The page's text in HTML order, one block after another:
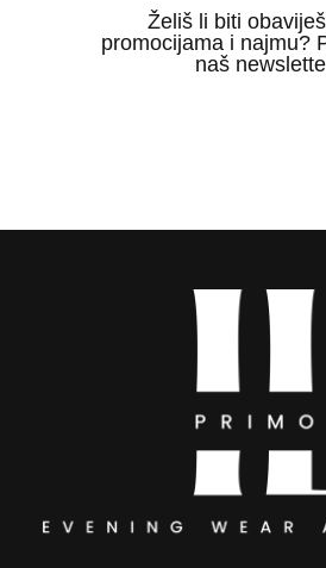
Želiš li biti
promocijama i najmu?
naš